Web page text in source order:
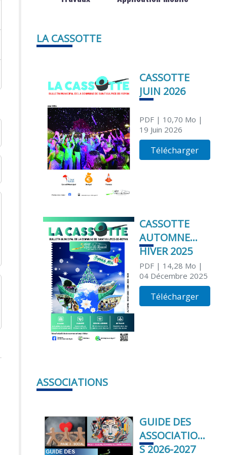
LA CASSOTTE
CASSOTTE
JUIN 2026
PDF| 10,70 Mo |
19 Juin 2026
Télécharger
CASSOTTE
AUTOMNE
HIVER 2025
PDF| 14,28 Mo |
04 Décembre 2025
Télécharger
ASSOCIATIONS
GUIDE DES
ASSOCIATION
S 2026-2027